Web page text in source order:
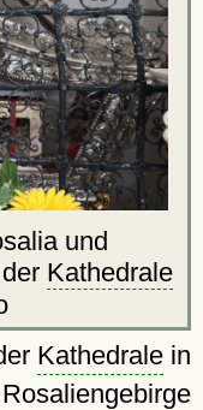
und
Kathedrale
Kathedralein